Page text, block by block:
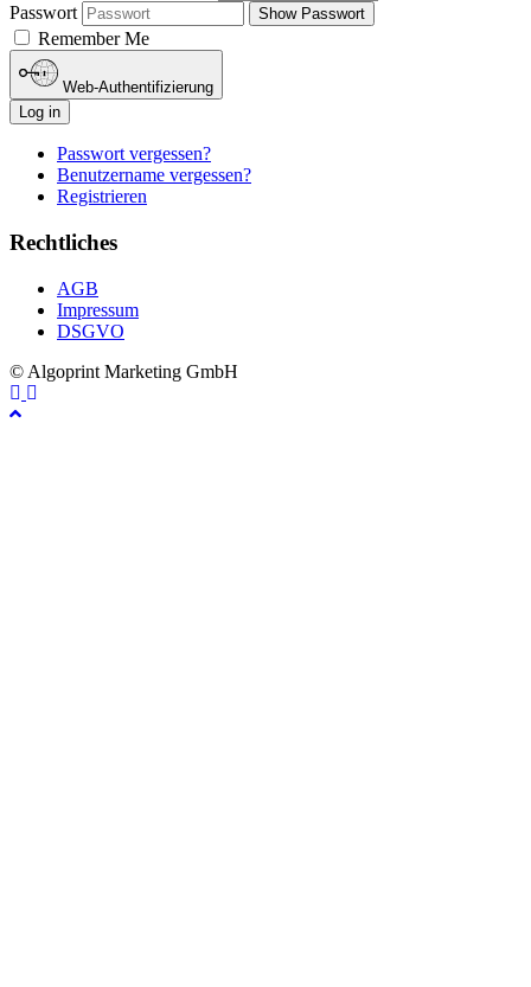
Passwort
Show Passwort
Remember Me
Web-Authentifizierung
Log in
Passwort vergessen?
Benutzername vergessen?
Registrieren
Rechtliches
AGB
Impressum
DSGVO
© Algoprint Marketing GmbH